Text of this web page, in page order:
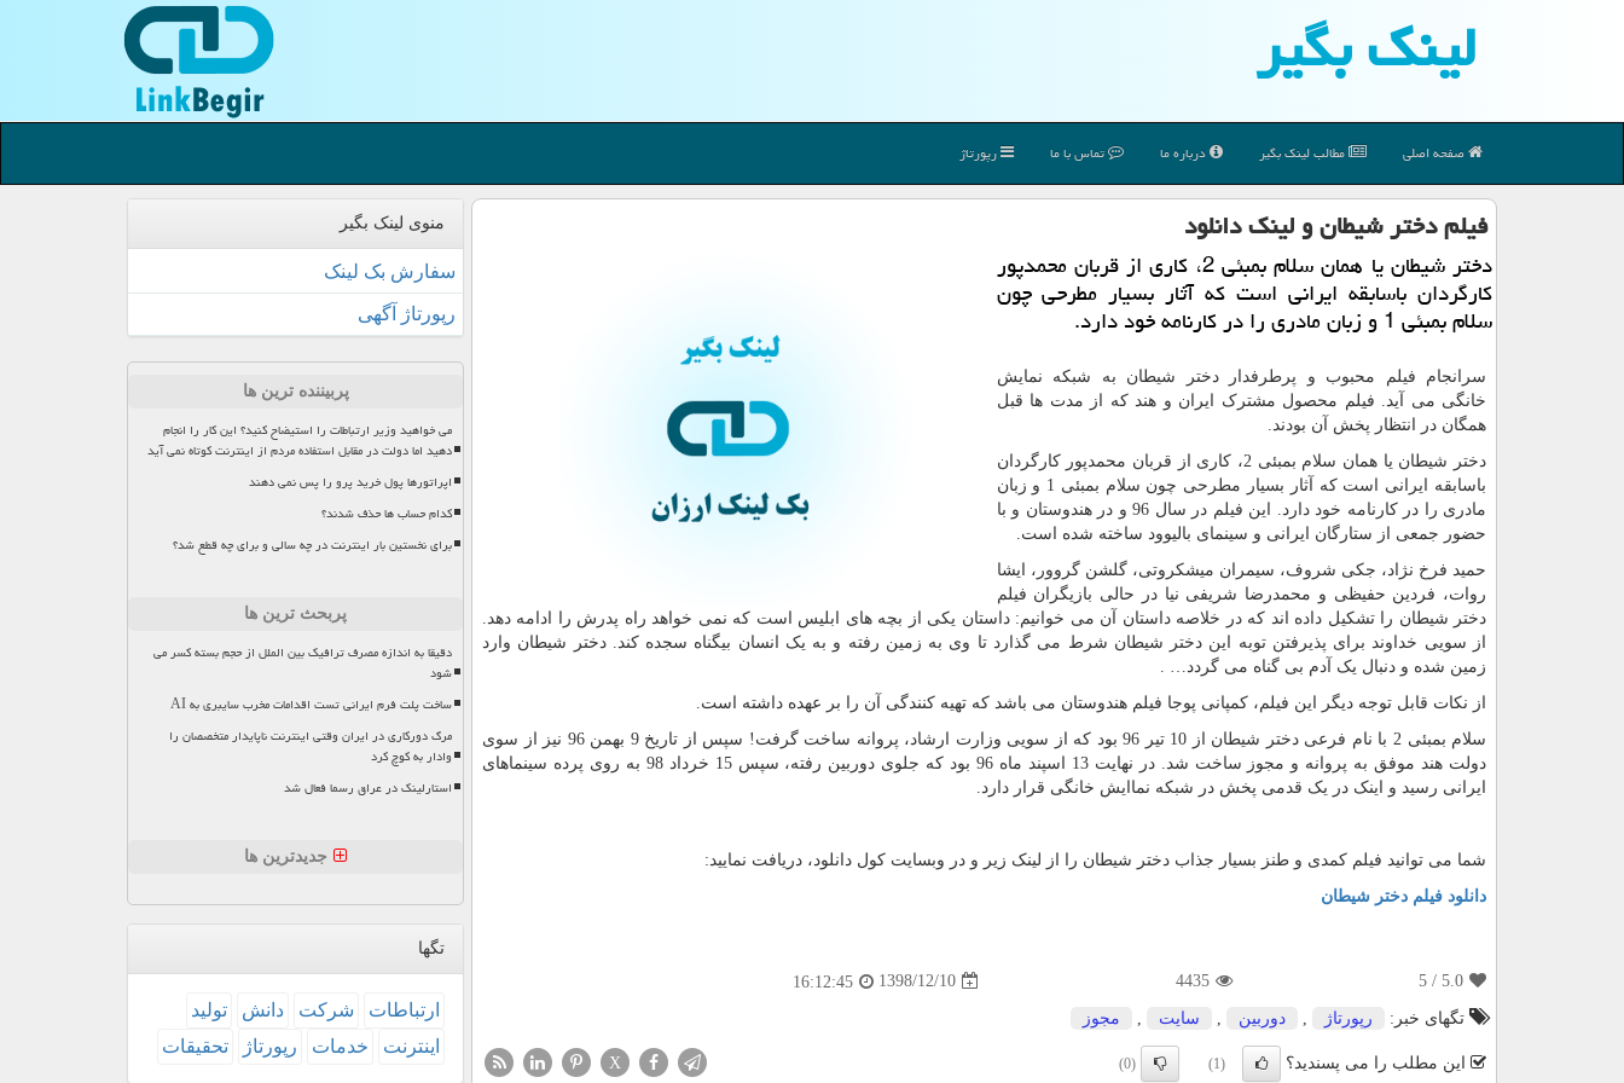
لینك بگیر
صفحه اصلی مطالب لینك بگیر درباره ما تماس با ما رپورتاژ
فیلم دختر شیطان و لینك دانلود
دختر شیطان یا همان سلام بمبئی 2، كاری از قربان محمدپور
كارگردان باسابقه ایرانی است كه آثار بسیار مطرحی چون
سلام بمبئی 1 و زبان مادری را در كارنامه خود دارد.
سرانجام فیلم محبوب و پرطرفدار دختر شیطان به شبکه نمایش
خانگی می آید. فیلم محصول مشترک ایران و هند که از مدت ها قبل
همگان در انتظار پخش آن بودند.
دختر شیطان یا همان سلام بمبئی 2، کاری از قربان محمدپور کارگردان
باسابقه ایرانی است که آثار بسیار مطرحی چون سلام بمبئی 1 و زبان
مادری را در کارنامه خود دارد. این فیلم در سال 96 و در هندوستان و با
حضور جمعی از ستارگان ایرانی و سینمای بالیوود ساخته شده است.
حمید فرخ نژاد، جکی شروف، سیمران میشکروتی، گلشن گروور، ایشا
روات، فردین حفیظی و محمدرضا شریفی‌ نیا در حالی بازیگران فیلم
دختر شیطان را تشکیل داده اند که در خلاصه داستان آن می خوانیم: داستان یکی از بچه های ابلیس است که نمی خواهد راه پدرش را ادامه دهد.
از سویی خداوند برای پذیرفتن توبه این دختر شیطان شرط می گذارد تا وی به زمین رفته و به یک انسان بیگناه سجده کند. دختر شیطان وارد
زمین شده و دنبال یک آدم بی گناه می گردد… .
از نکات قابل توجه دیگر این فیلم، کمپانی پوجا فیلم هندوستان می باشد که تهیه کنندگی آن را بر عهده داشته است.
سلام بمبئی 2 با نام فرعی دختر شیطان از 10 تیر 96 بود که از سویی وزارت ارشاد، پروانه ساخت گرفت! سپس از تاریخ 9 بهمن 96 نیز از سوی
دولت هند موفق به پروانه و مجوز ساخت شد. در نهایت 13 اسپند ماه 96 بود که جلوی دوربین رفته، سپس 15 خرداد 98 به روی پرده سینماهای
ایرانی رسید و اینک در یک قدمی پخش در شبکه نماایش خانگی قرار دارد.
شما می توانید فیلم کمدی و طنز بسیار جذاب دختر شیطان را از لینک زیر و در وبسایت کول دانلود، دریافت نمایید:
دانلود فیلم دختر شیطان
5.0
/ 5
4435
1398/12/10
16:12:45
تگهای خبر:
رپورتاژ دوربین سایت مجوز
این مطلب را می پسندید؟ (1)
(0)
X
منوی لینک بگیر
سفارش بک لینک
رپورتاژ آگهی
پربیننده ترین ها
می خواهید وزیر ارتباطات را استیضاح کنید؟ این کار را انجام
دهید اما دولت در مقابل استفاده مردم از اینترنت کوتاه نمی آید
اپراتورها پول خرید پرو را پس نمی دهند
کدام حساب ها حذف شدند؟
برای نخستین بار اینترنت در چه سالی و برای چه قطع شد؟
پربحث ترین ها
دقیقا به اندازه مصرف ترافیک بین الملل از حجم بسته کسر می
شود
ساخت پلت فرم ایرانی تست اقدامات مخرب سایبری به AI
مرگ دورکاری در ایران وقتی اینترنت ناپایدار متخصصان را
وادار به کوچ کرد
استارلینک در عراق رسما فعال شد
جدیدترین ها
تگها
ارتباطات شركت دانش
تولید
اینترنت
خدمات رپورتاژ تحقیقات